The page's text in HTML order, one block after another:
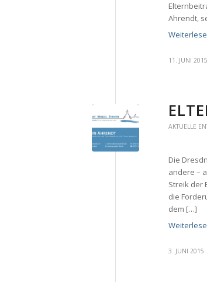
Ahrendt,
11. JUNI 2015
AKTUELLE
Die
andere –
Streik der
die
dem […]
3. JUNI 2015